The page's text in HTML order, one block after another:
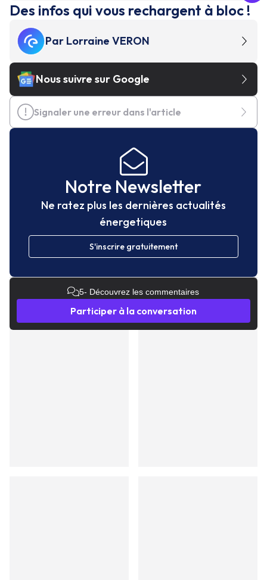
Des infos qui vous rechargent à bloc !
Par Lorraine VERON
Nous suivre sur Google
Signaler une erreur dans l'article
Notre Newsletter
Ne ratez plus les dernières actualités
énergetiques
S'inscrire gratuitement
5- Découvrez les commentaires
Participer à la conversation